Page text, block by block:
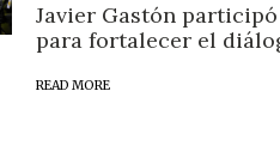
Javier Gastón
para fortalecer el
READ MORE